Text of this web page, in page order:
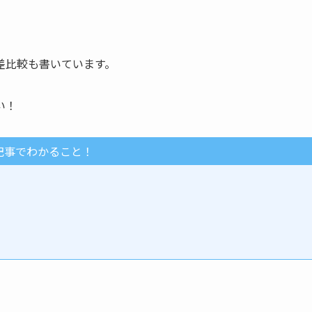
較も書いています。
でわかること！